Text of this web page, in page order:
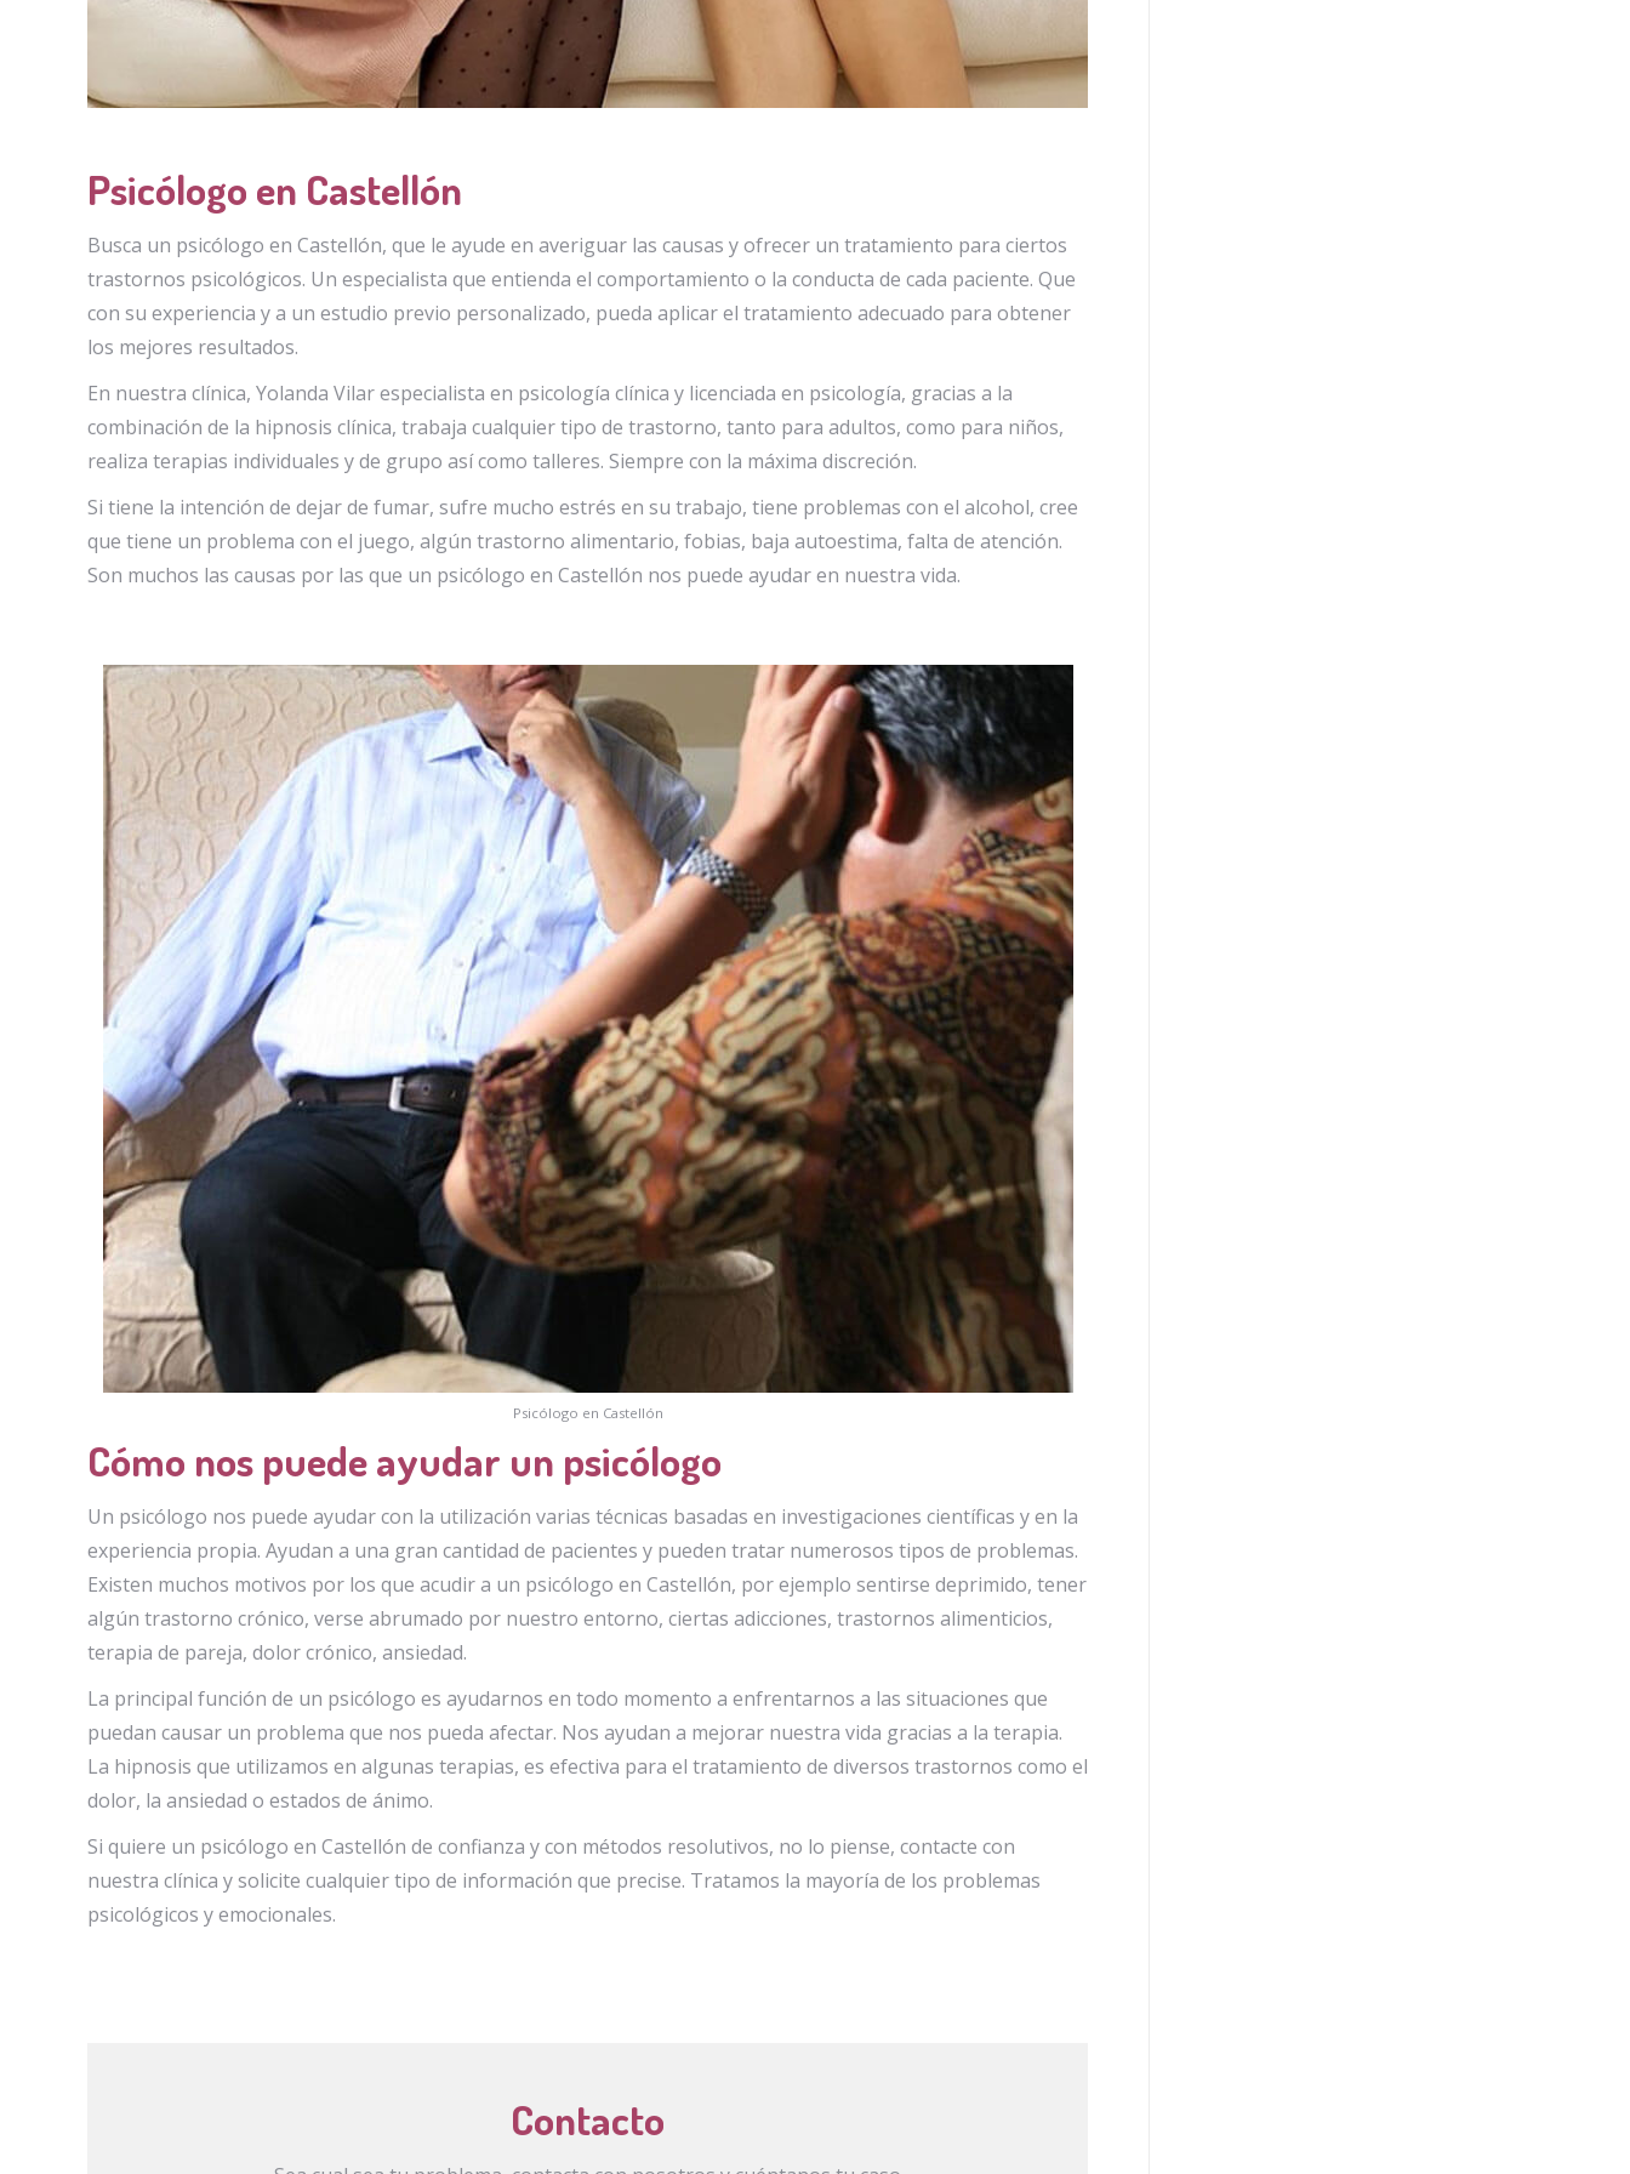
Psicólogo en Castellón
Busca un psicólogo en Castellón, que le ayude en averiguar las causas y ofrecer un tratamiento para ciertos
trastornos psicológicos. Un especialista que entienda el comportamiento o la conducta de cada paciente. Que
con su experiencia y a un estudio previo personalizado, pueda aplicar el tratamiento adecuado para obtener
los mejores resultados.
En nuestra clínica, Yolanda Vilar especialista en psicología clínica y licenciada en psicología, gracias a la
combinación de la hipnosis clínica, trabaja cualquier tipo de trastorno, tanto para adultos, como para niños,
realiza terapias individuales y de grupo así como talleres. Siempre con la máxima discreción.
Si tiene la intención de dejar de fumar, sufre mucho estrés en su trabajo, tiene problemas con el alcohol, cree
que tiene un problema con el juego, algún trastorno alimentario, fobias, baja autoestima, falta de atención.
Son muchos las causas por las que un psicólogo en Castellón nos puede ayudar en nuestra vida.
Psicólogo en Castellón
Cómo nos puede ayudar un psicólogo
Un psicólogo nos puede ayudar con la utilización varias técnicas basadas en investigaciones científicas y en la
experiencia propia. Ayudan a una gran cantidad de pacientes y pueden tratar numerosos tipos de problemas.
Existen muchos motivos por los que acudir a un psicólogo en Castellón, por ejemplo sentirse deprimido, tener
algún trastorno crónico, verse abrumado por nuestro entorno, ciertas adicciones, trastornos alimenticios,
terapia de pareja, dolor crónico, ansiedad.
La principal función de un psicólogo es ayudarnos en todo momento a enfrentarnos a las situaciones que
puedan causar un problema que nos pueda afectar. Nos ayudan a mejorar nuestra vida gracias a la terapia.
La hipnosis que utilizamos en algunas terapias, es efectiva para el tratamiento de diversos trastornos como el
dolor, la ansiedad o estados de ánimo.
Si quiere un psicólogo en Castellón de confianza y con métodos resolutivos, no lo piense, contacte con
nuestra clínica y solicite cualquier tipo de información que precise. Tratamos la mayoría de los problemas
psicológicos y emocionales.
Contacto